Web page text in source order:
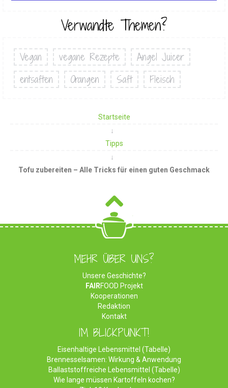
Verwandte Themen?
Vegan vegane Rezepte
Angel Juicer
entsaften
Orangen Saft Fleisch
Startseite
Tipps
Tofu zubereiten – Alle Tricks für einen guten Geschmack
MEHR ÜBER UNS?
Unsere Geschichte?
FAIRFOOD Projekt
Kooperationen
Redaktion
Kontakt
IM BLICKPUNKT!
Eisenhaltige Lebensmittel (Tabelle)
Brennesselsamen: Wirkung & Anwendung
Ballaststoffreiche Lebensmittel (Tabelle)
Wie lange müssen Kartoffeln kochen?